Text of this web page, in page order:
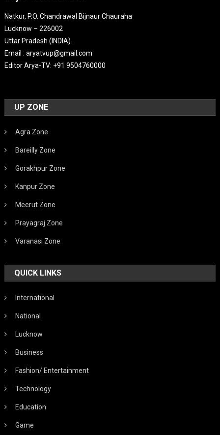
Natkur, P.O. Chandrawal Bijnaur Chauraha
Lucknow – 226002
Uttar Pradesh (INDIA).
Email : aryatvup@gmail.com
Editor Arya-TV: +91 9504760000
UP ZONE
Agra Zone
Bareilly Zone
Gorakhpur Zone
Kanpur Zone
Meerut Zone
Prayagraj Zone
Varanasi Zone
QUICK LINKS
International
National
Lucknow
Business
Fashion/ Entertainment
Technology
Education
Game